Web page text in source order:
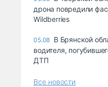
дрона повредили
Wildberries
05.08 В Брянской
водителя,
ДТП
Все новости